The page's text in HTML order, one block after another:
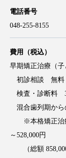
電話番号
048-255-8155
費用（税込）
早期矯正治療（子
初診相談 無料
検査・診断料
混合歯列期から
※本格矯正治療
～528,000円
（総額 858,000